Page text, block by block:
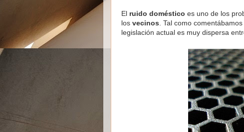
El ruido doméstico es uno de los
los vecinos . Tal como
legislación actual es muy dispersa